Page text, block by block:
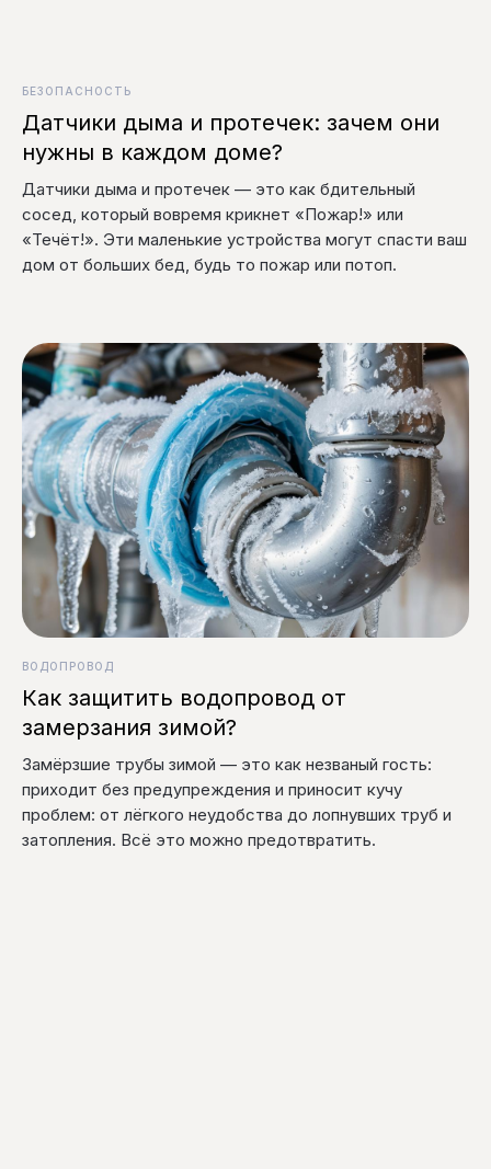
БЕЗОПАСНОСТЬ
Датчики дыма и протечек: зачем они
нужны в каждом доме?
Датчики дыма и протечек — это как бдительный
сосед, который вовремя крикнет «Пожар!» или
«Течёт!». Эти маленькие устройства могут спасти ваш
дом от больших бед, будь то пожар или потоп.
ВОДОПРОВОД
Как защитить водопровод от
замерзания зимой?
Замёрзшие трубы зимой — это как незваный гость:
приходит без предупреждения и приносит кучу
проблем: от лёгкого неудобства до лопнувших труб и
затопления. Всё это можно предотвратить.